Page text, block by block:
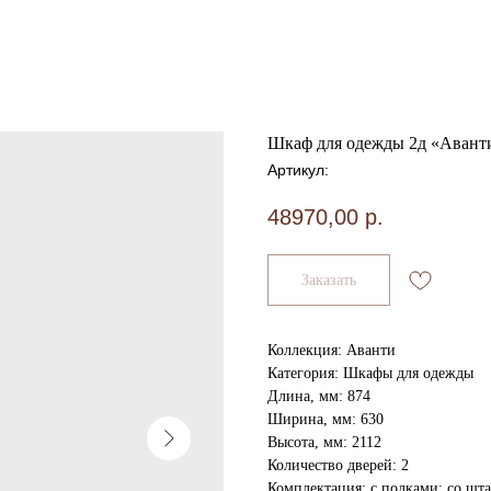
Шкаф для одежды 2д
Артикул:
48970,00 р.
Заказать
Коллекция: Аванти
Категория: Шкафы для одежды
Длина, мм: 874
Ширина, мм: 630
Высота, мм: 2112
Количество дверей: 2